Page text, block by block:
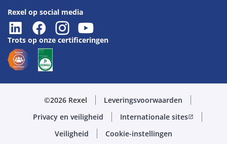
Rexel op social media
Trots op onze certificeringen
©2026 Rexel
Leveringsvoorwaarden
Privacy en veiligheid
Internationale sitesopen_in_new
Veiligheid Cookie-instellingen